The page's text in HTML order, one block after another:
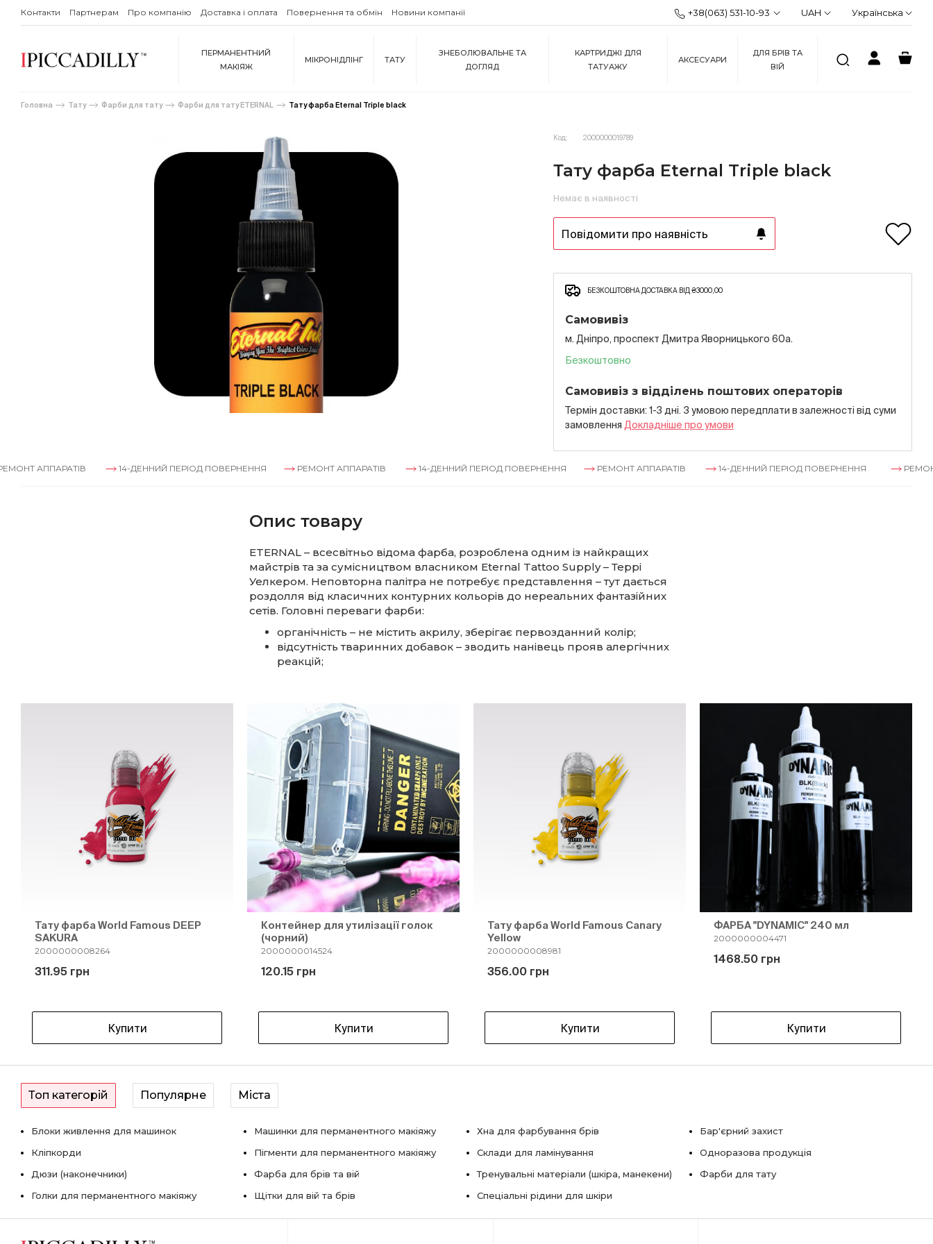
Контакти Партнерам Про компанію Доставка і оплата Повернення та обмін Новини компанії +38(063) 531-10-93 UAH Українська
ПЕРМАНЕНТНИЙ
МАКІЯЖ
МІКРОНІДЛІНГ ТАТУ
ЗНЕБОЛЮВАЛЬНЕ ТА
ДОГЛЯД
КАРТРИДЖІ ДЛЯ
ТАТУАЖУ
АКСЕСУАРИ
ДЛЯ БРІВ ТА
ВІЙ
Головна Тату Фарби для тату Фарби для тату ETERNAL Тату фарба Eternal Triple black
Код: 2000000019789
Тату фарба Eternal Triple black
Немає в наявності
Повідомити про наявність
БЕЗКОШТОВНА ДОСТАВКА ВІД ₴3000,00
Самовивіз
м. Дніпро, проспект Дмитра Яворницького 60а.
Безкоштовно
Самовивіз з відділень поштових операторів
Термін доставки: 1-3 дні. З умовою передплати в залежностi вiд суми
замовлення Докладнiше про умови
АППАРАТІВ 14-ДЕННИЙ ПЕРІОД ПОВЕРНЕННЯ РЕМОНТ АППАРАТІВ 14-ДЕННИЙ ПЕРІОД ПОВЕРНЕННЯ РЕМОНТ АППАРАТІВ 14-ДЕННИЙ ПЕРІОД ПОВЕРНЕННЯ РЕМОНТ
Опис товару
ETERNAL – всесвітньо відома фарба, розроблена одним із найкращих
майстрів та за сумісництвом власником Eternal Tattoo Supply – Террі
Уелкером. Неповторна палітра не потребує представлення – тут дається
роздолля від класичних контурних кольорів до нереальних фантазійних
сетів. Головні переваги фарби:
органічність – не містить акрилу, зберігає первозданний колір;
відсутність тваринних добавок – зводить нанівець прояв алергічних
реакцій;
Тату фарба World Famous DEEP
SAKURA
2000000008264
311.95 грн
Купити
Контейнер для утилізації голок
(чорний)
2000000014524
120.15 грн
Купити
Тату фарба World Famous Canary
Yellow
2000000008981
356.00 грн
Купити
ФАРБА "DYNAMIC" 240 мл
2000000004471
1468.50 грн
Купити
Топ категорій Популярне Міста
Блоки живлення для машинок
Кліпкорди
Дюзи (наконечники)
Голки для перманентного макіяжу
Машинки для перманентного макіяжу
Пігменти для перманентного макіяжу
Фарба для брів та вій
Щітки для вій та брів
Хна для фарбування брів
Склади для ламінування
Тренувальні матеріали (шкіра, манекени)
Спеціальні рідини для шкіри
Бар'єрний захист
Одноразова продукція
Фарби для тату